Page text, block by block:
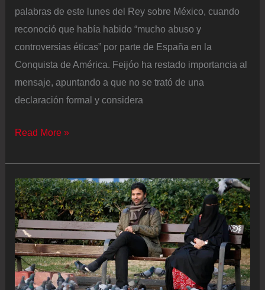
palabras de este lunes del Rey sobre México, cuando
reconoció que había habido “mucho abuso y
controversias éticas” por parte de España en la
Conquista de América. Feijóo ha restado importancia al
mensaje, apuntando a que no se trató de una
declaración formal y considera
Última
de
la
actualidad
política
|
Feijóo,
tras
Read More »